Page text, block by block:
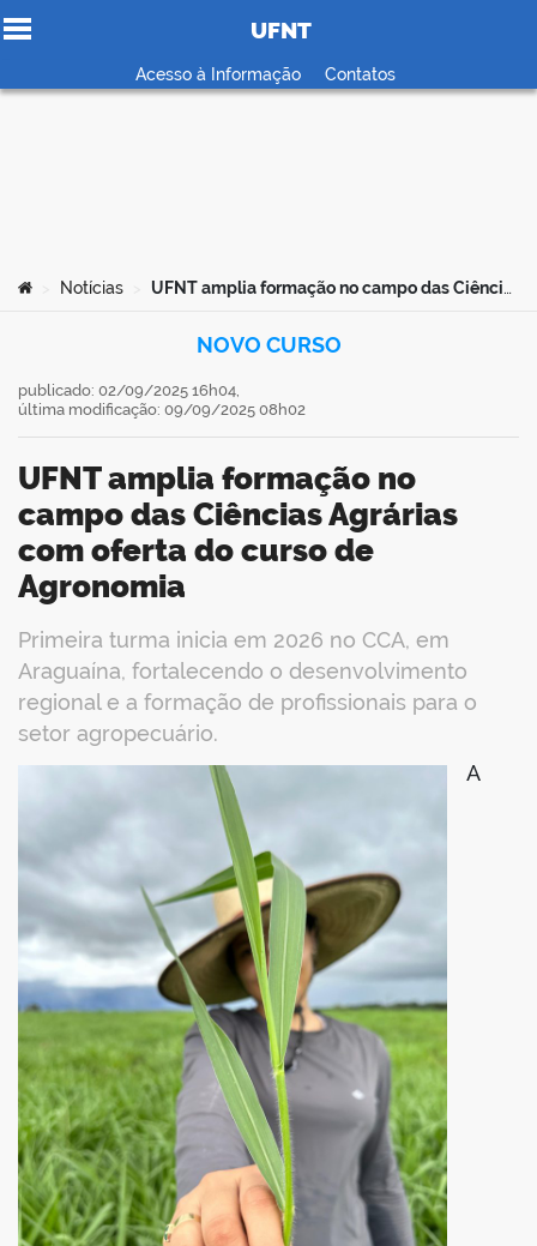
Ir para o conteúdo
UFNT
Acesso à Informação Contatos
Você está aqui:
Notícias UFNT amplia formação no campo das Ciências Agrárias com oferta do curso de Agronomia
NOVO CURSO
UFNT amplia formação no
campo das Ciências Agrárias
com oferta do curso de
Agronomia
Primeira turma inicia em 2026 no CCA, em
Araguaína, fortalecendo o desenvolvimento
regional e a formação de profissionais para o
setor agropecuário.
publicado: 02/09/2025 16h04,
última modificação: 09/09/2025 08h02
A